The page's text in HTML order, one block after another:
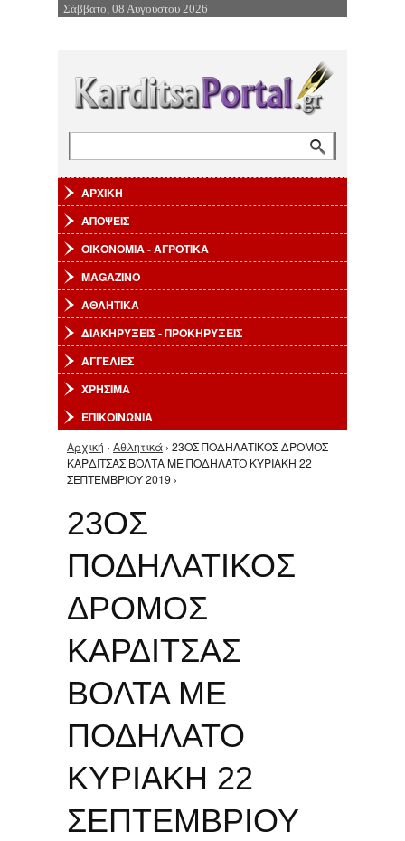
Επιστροφή στην Πλοήγηση
Σάββατο, 08 Αυγούστου 2026
ΑΡΧΙΚΗ
ΑΠΟΨΕΙΣ
ΟΙΚΟΝΟΜΙΑ - ΑΓΡΟΤΙΚΑ
MAGAZINO
ΑΘΛΗΤΙΚΑ
ΔΙΑΚΗΡΥΞΕΙΣ - ΠΡΟΚΗΡΥΞΕΙΣ
ΑΓΓΕΛΙΕΣ
ΧΡΗΣΙΜΑ
ΕΠΙΚΟΙΝΩΝΙΑ
Είστε εδώ
Αρχική › Αθλητικά › 23ΟΣ ΠΟΔΗΛΑΤΙΚΟΣ ΔΡΟΜΟΣ
ΚΑΡΔΙΤΣΑΣ ΒΟΛΤΑ ΜΕ ΠΟΔΗΛΑΤΟ ΚΥΡΙΑΚΗ 22
ΣΕΠΤΕΜΒΡΙΟΥ 2019 ›
23ΟΣ
ΠΟΔΗΛΑΤΙΚΟΣ
ΔΡΟΜΟΣ
ΚΑΡΔΙΤΣΑΣ
ΒΟΛΤΑ ΜΕ
ΠΟΔΗΛΑΤΟ
ΚΥΡΙΑΚΗ 22
ΣΕΠΤΕΜΒΡΙΟΥ